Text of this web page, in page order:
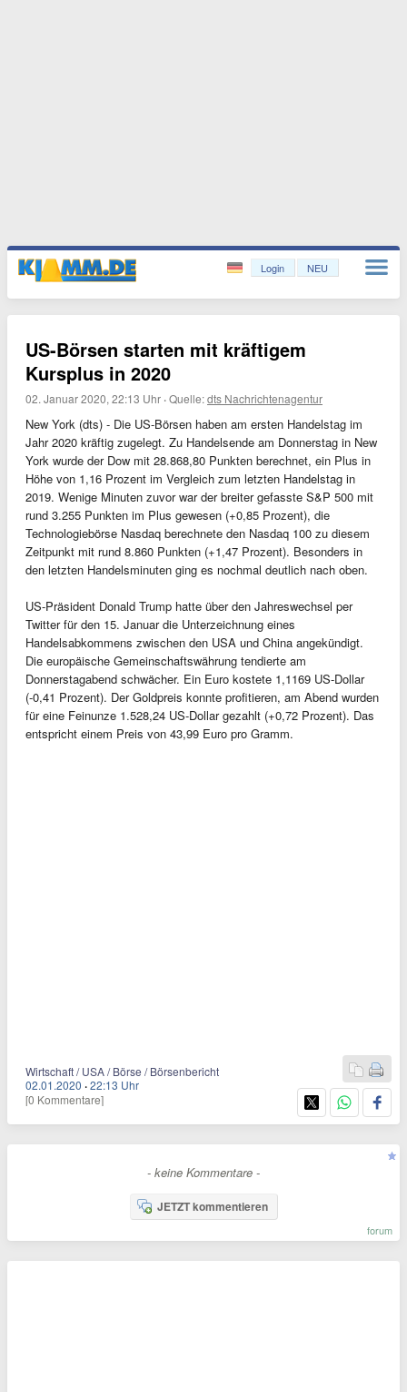
Login NEU
US-Börsen starten mit kräftigem
Kursplus in 2020
02. Januar 2020, 22:13 Uhr ·Quelle:dts Nachrichtenagentur
New York (dts) - Die US-Börsen haben am ersten Handelstag im
Jahr 2020 kräftig zugelegt. Zu Handelsende am Donnerstag in New
York wurde der Dow mit 28.868,80 Punkten berechnet, ein Plus in
Höhe von 1,16 Prozent im Vergleich zum letzten Handelstag in
2019. Wenige Minuten zuvor war der breiter gefasste S&P 500 mit
rund 3.255 Punkten im Plus gewesen (+0,85 Prozent), die
Technologiebörse Nasdaq berechnete den Nasdaq 100 zu diesem
Zeitpunkt mit rund 8.860 Punkten (+1,47 Prozent). Besonders in
den letzten Handelsminuten ging es nochmal deutlich nach oben.
US-Präsident Donald Trump hatte über den Jahreswechsel per
Twitter für den 15. Januar die Unterzeichnung eines
Handelsabkommens zwischen den USA und China angekündigt.
Die europäische Gemeinschaftswährung tendierte am
Donnerstagabend schwächer. Ein Euro kostete 1,1169 US-Dollar
(-0,41 Prozent). Der Goldpreis konnte profitieren, am Abend wurden
für eine Feinunze 1.528,24 US-Dollar gezahlt (+0,72 Prozent). Das
entspricht einem Preis von 43,99 Euro pro Gramm.
Wirtschaft / USA / Börse / Börsenbericht
02.01.2020 ·22:13 Uhr
[0 Kommentare]
- keine Kommentare -
JETZT kommentieren
forum